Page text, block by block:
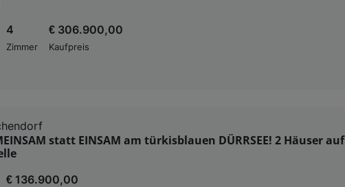
4
Zimmer
€ 306.900,00
Kaufpreis
statt EINSAM am türkisblauen DÜRRSEE! 2 Häuser auf
€ 136.900,00